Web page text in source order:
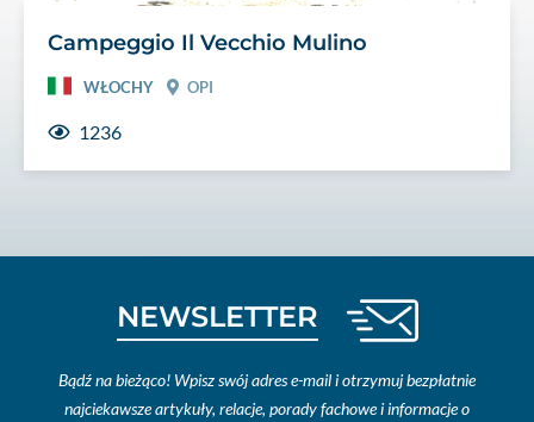
Campeggio Il Vecchio Mulino
WŁOCHY OPI
1236
NEWSLETTER
Bądź na bieżąco! Wpisz swój adres e-mail i otrzymuj bezpłatnie
najciekawsze artykuły, relacje, porady fachowe i informacje o